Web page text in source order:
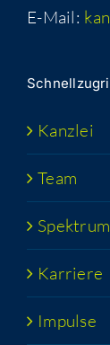
E-Mail:
Kanz­lei
Team
Spek­trum
Kar­rie­re
Impul­se